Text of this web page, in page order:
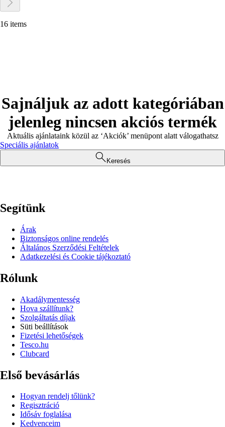
16 items
Sajnáljuk az adott kategóriában
jelenleg nincsen akciós termék
Aktuális ajánlataink közül az ‘Akciók’ menüpont alatt válogathatsz
Speciális ajánlatok
Keresés
Segítünk
Árak
Biztonságos online rendelés
Általános Szerződési Feltételek
Adatkezelési és Cookie tájékoztató
Rólunk
Akadálymentesség
Hova szállítunk?
Szolgáltatás díjak
Süti beállítások
Fizetési lehetőségek
Tesco.hu
Clubcard
Első bevásárlás
Hogyan rendelj tőlünk?
Regisztráció
Idősáv foglalása
Kedvenceim